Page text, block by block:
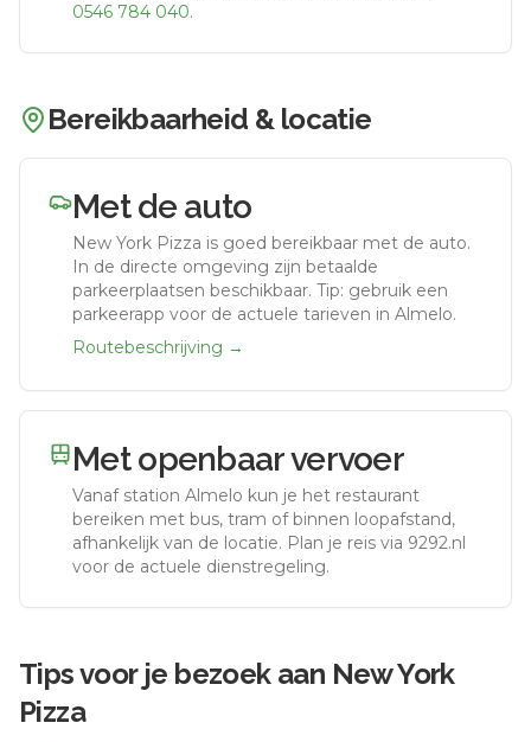
0546 784 040.
Bereikbaarheid & locatie
Met de auto
New York Pizza is goed bereikbaar met de auto.
In de directe omgeving zijn betaalde
parkeerplaatsen beschikbaar. Tip: gebruik een
parkeerapp voor de actuele tarieven in Almelo.
Routebeschrijving →
Met openbaar vervoer
Vanaf station Almelo kun je het restaurant
bereiken met bus, tram of binnen loopafstand,
afhankelijk van de locatie. Plan je reis via 9292.nl
voor de actuele dienstregeling.
Tips voor je bezoek aan New York
Pizza